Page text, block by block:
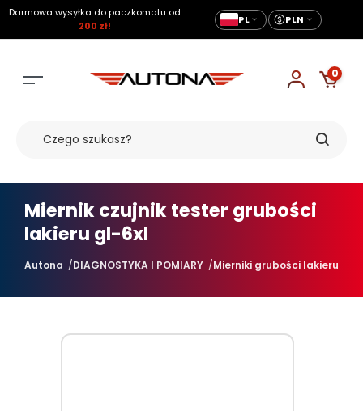
Darmowa wysyłka do paczkomatu od
200 zł!
PL PLN
0
Miernik czujnik tester grubości
lakieru gl-6xl
Autona DIAGNOSTYKA I POMIARY Mierniki grubości lakieru